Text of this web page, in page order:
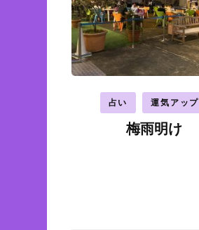
ー
シ
ョ
占い 運気アップ
梅雨明け